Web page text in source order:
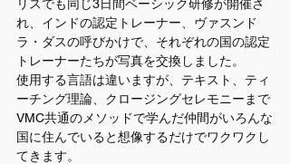
リスでも同じ3日間ベーシック研修が開催さ
れ、インドの認定トレーナー、ヴァスンド
ラ・ダスの呼びかけで、それぞれの国の認定
トレーナーたちが写真を交換しました。
使用する言語は違いますが、テキスト、ティ
ーチング理論、クロージングセレモニーまで
VMC共通のメソッドで学んだ仲間がいろんな
国に住んでいると想像するだけでワクワクし
てきます。